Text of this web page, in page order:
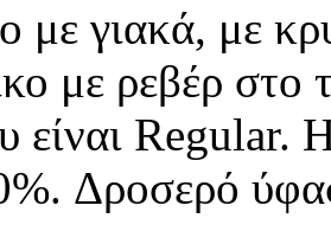
με γιακά, με
με ρεβέρ στο
είναι Regular.
Δροσερό